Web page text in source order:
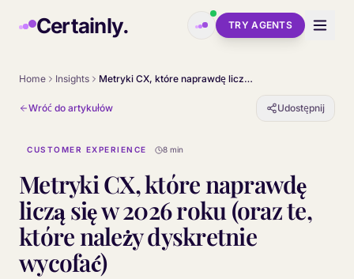
Certainly. TRY AGENTS
Home Insights Metryki CX, które naprawdę liczą się w 2026 roku (oraz te, które należy dyskretnie wycofać)
Wróć do artykułów Udostępnij
CUSTOMER EXPERIENCE 8 min
Metryki CX, które naprawdę
liczą się w 2026 roku (oraz te,
które należy dyskretnie
wycofać)